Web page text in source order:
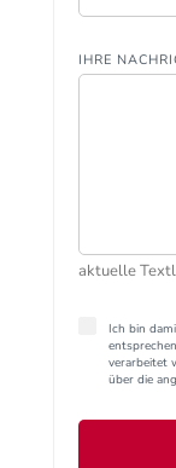
IHRE
aktuelle
Ich bin
verarbeitet
über die